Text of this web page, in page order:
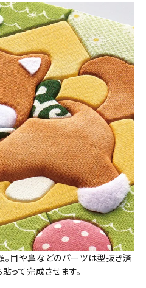
。目や鼻などのパーツは型抜き済
って完成させます。